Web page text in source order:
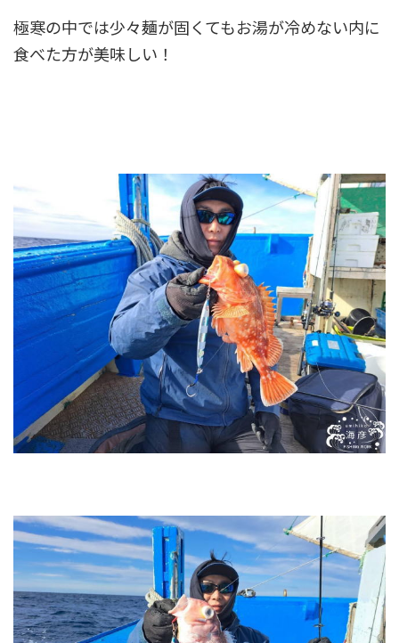
極寒の中では少々麺が固くてもお湯が冷めない内に
食べた方が美味しい！